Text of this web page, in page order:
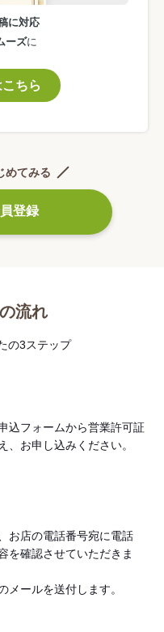
に対応
ーズに
ちら
めてみる
登録
流れ
の3ステップ
込フォームから営業許可証
、お申し込みください。
お店の電話番号宛に電話
を確認させていただきま
メールを送付します。